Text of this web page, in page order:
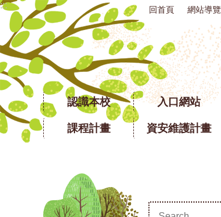
跳到主要內容區塊
::: 回首頁 網站導覽
認識本校 入口網站
課程計畫 資安維護計畫